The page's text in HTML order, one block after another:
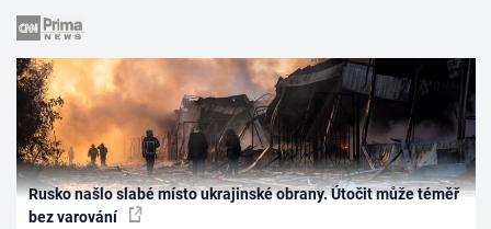
Rusko našlo slabé místo ukrajinské obrany. Útočit může téměř
bez varování